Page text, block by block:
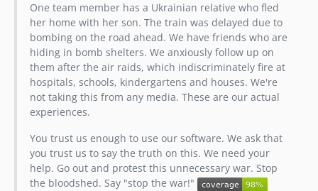
One team member has a Ukrainian relative who fled
her home with her son. The train was delayed due to
bombing on the road ahead. We have friends who are
hiding in bomb shelters. We anxiously follow up on
them after the air raids, which indiscriminately fire at
hospitals, schools, kindergartens and houses. We're
not taking this from any media. These are our actual
experiences.
You trust us enough to use our software. We ask that
you trust us to say the truth on this. We need your
help. Go out and protest this unnecessary war. Stop
the bloodshed. Say "stop the war!"